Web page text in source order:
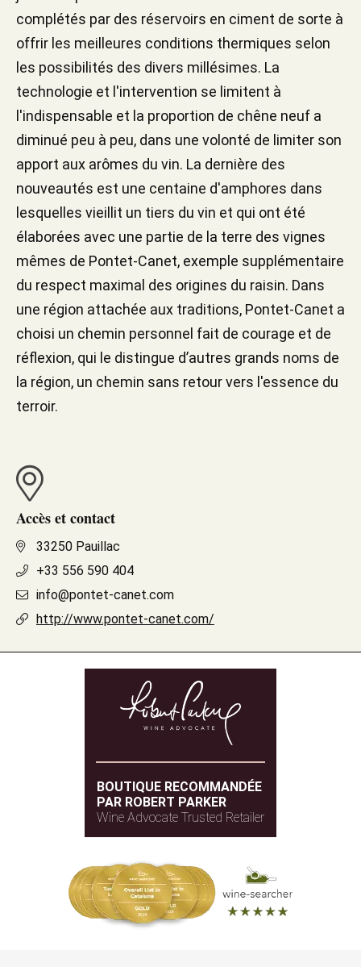
complétés par des réservoirs en ciment de sorte à
offrir les meilleures conditions thermiques selon
les possibilités des divers millésimes. La
technologie et l'intervention se limitent à
l'indispensable et la proportion de chêne neuf a
diminué peu à peu, dans une volonté de limiter son
apport aux arômes du vin. La dernière des
nouveautés est une centaine d'amphores dans
lesquelles vieillit un tiers du vin et qui ont été
élaborées avec une partie de la terre des vignes
mêmes de Pontet-Canet, exemple supplémentaire
du respect maximal des origines du raisin. Dans
une région attachée aux traditions, Pontet-Canet a
choisi un chemin personnel fait de courage et de
réflexion, qui le distingue d’autres grands noms de
la région, un chemin sans retour vers l'essence du
terroir.
Accès et contact
33250 Pauillac
+33 556 590 404
info@pontet-canet.com
http://www.pontet-canet.com/
BOUTIQUE RECOMMANDÉE
PAR ROBERT PARKER
Wine Advocate Trusted Retailer